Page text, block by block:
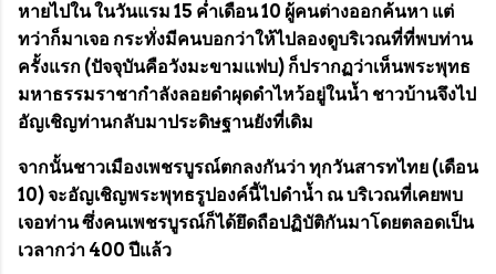
หายไปใน ในวันแรม 15 ค่ำเดือน 10 ผู้คนต่างออกค้นหา แต่
ทว่าก็มาเจอ กระทั่งมีคนบอกว่าให้ไปลองดูบริเวณที่ที่พบท่าน
ครั้งแรก (ปัจจุบันคือวังมะขามแฟบ) ก็ปรากฏว่าเห็นพระพุทธ
มหาธรรมราชากำลังลอยดำผุดดำไหว้อยู่ในน้ำ ชาวบ้านจึงไป
อัญเชิญท่านกลับมาประดิษฐานยังที่เดิม
จากนั้นชาวเมืองเพชรบูรณ์ตกลงกันว่า ทุกวันสารทไทย (เดือน
10) จะอัญเชิญพระพุทธรูปองค์นี้ไปดำน้ำ ณ บริเวณที่เคยพบ
เจอท่าน ซึ่งคนเพชรบูรณ์ก็ได้ยึดถือปฏิบัติกันมาโดยตลอดเป็น
เวลากว่า 400 ปีแล้ว